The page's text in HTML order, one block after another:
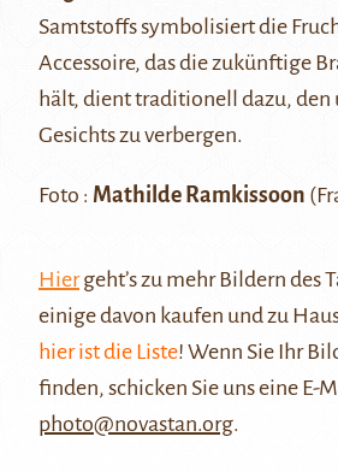
Samtstoffs symbolisiert die
Accessoire, das die zukünftige
hält, dient traditionell dazu, den
Gesichts zu verbergen.
Foto : Mathilde Ramkissoon
Hiergeht’s zu mehr Bildern des
einige davon kaufen und zu
hier ist die Liste! Wenn Sie Ihr
finden, schicken Sie uns eine E-
photo@novastan.org.